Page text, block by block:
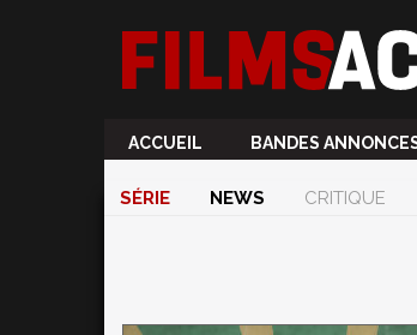
ACCUEIL BANDES
SÉRIE NEWS CRITIQUE